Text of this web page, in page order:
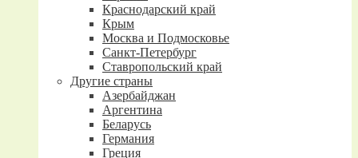
Краснодарский край
Крым
Москва и Подмосковье
Санкт-Петербург
Ставропольский край
Другие страны
Азербайджан
Аргентина
Беларусь
Германия
Греция